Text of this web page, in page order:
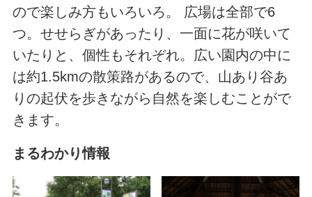
ので楽しみ方もいろいろ。 広場は全部で6
つ。せせらぎがあったり、一面に花が咲いて
いたりと、個性もそれぞれ。広い園内の中に
は約1.5kmの散策路があるので、山あり谷あ
りの起伏を歩きながら自然を楽しむことがで
きます。
まるわかり情報